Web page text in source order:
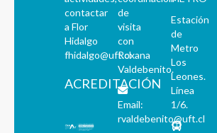
contactar
a Flor
Hidalgo
fhidalgo@uft.cl
ACREDITACIÓN
de
visita
con
Roxana
Valdebenito.
Email:
rvaldebenito@uft.cl
Estación
de
Metro
Los
Leones.
Línea
1/6.